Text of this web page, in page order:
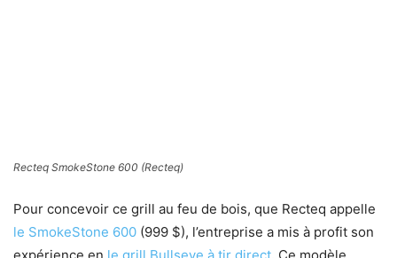
Recteq SmokeStone 600 (Recteq)
Pour concevoir ce grill au feu de bois, que Recteq appelle
le SmokeStone 600 (999 $), l’entreprise a mis à profit son